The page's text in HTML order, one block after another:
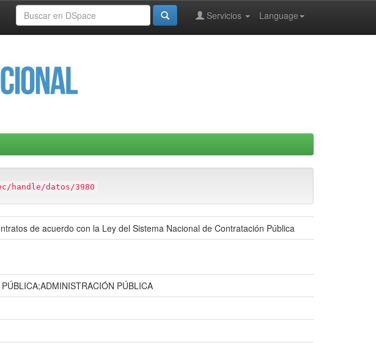
Language
Servicios
handle/datos/3980
de acuerdo con la Ley del Sistema Nacional de Contratación Pública
PÚBLICA